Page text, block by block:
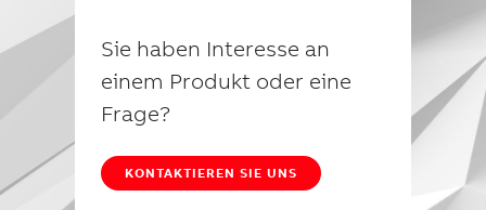
Sie haben Interesse an
einem Produkt oder eine
Frage?
KONTAKTIEREN SIE UNS